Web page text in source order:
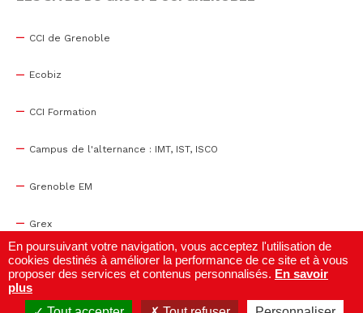
CCI de Grenoble
Ecobiz
CCI Formation
Campus de l'alternance : IMT, IST, ISCO
Grenoble EM
Grex
WTC Grenoble
Centre de congrès
En poursuivant votre navigation, vous acceptez l'utilisation de
cookies destinés à améliorer la performance de ce site et à vous
proposer des services et contenus personnalisés. En savoir
plus